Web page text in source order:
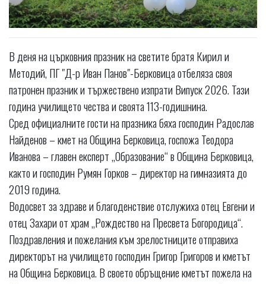
В деня на църковния празник на светите братя Кирил и
Методий, ПГ "Д-р Иван Панов"-Берковица отбеляза своя
патронен празник и тържествено изпрати Випуск 2026. Тази
година училището чества и своята 113-годишнина.
Сред официалните гости на празника бяха господин Радослав
Найденов – кмет на Община Берковица, госпожа Теодора
Иванова – главен експерт „Образование“ в Община Берковица,
както и господин Румян Горков – директор на гимназията до
2019 година.
Водосвет за здраве и благоденствие отслужиха отец Евгени и
отец Захари от храм „Рождество на Пресвета Богородица“.
Поздравления и пожелания към зрелостниците отправиха
директорът на училището господин Григор Григоров и кметът
на Община Берковица. В своето обръщение кметът пожела на